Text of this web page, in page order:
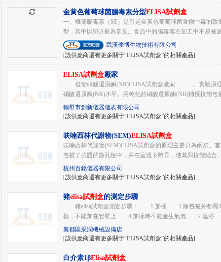
金黃色葡萄球菌腸毒素分型ELISA試劑盒
一、概要腸毒素（SE）是引起金黃色葡萄球菌食物中毒的
型，其中以SEA最為常見。食品中的腸毒素在加工中不易被
武漢優博生物技術有限公司
[該供應商還有更多關于“ELISA試劑盒”的相關產品]
ELISA試劑盒廠家
植物硝酸還原酶(NR)ELISA試劑盒廠家 一、實驗原
硝酸還原酶(NR)水平。用純化的硝酸還原酶(NR)捕獲抗體包
鶴壁市創新儀器儀表有限公司
[該供應商還有更多關于“ELISA試劑盒”的相關產品]
呋喃西林代謝物(SEM)ELISA試劑盒
呋喃西林代謝物(SEM)ELISA試劑盒的原理主要分為兩步。
包被了抗體的微孔板中，并在室溫下孵育，使其與抗體結合
杭州百銘儀器有限公司
[該供應商還有更多關于“ELISA試劑盒”的相關產品]
豬elisa試劑盒的測定步驟
豬elisa試劑盒測定步驟： 1.加樣 1.除包被外都
樣，不能加在管壁上 4.加樣時不能產生氣泡 2.溫浴...
襄都區采潤機械設備店
[該供應商還有更多關于“ELISA試劑盒”的相關產品]
白介素1βElisa試劑盒